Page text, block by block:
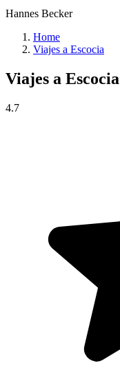
Hannes Becker
Home
Viajes a Escocia
Viajes a Escocia
4.7